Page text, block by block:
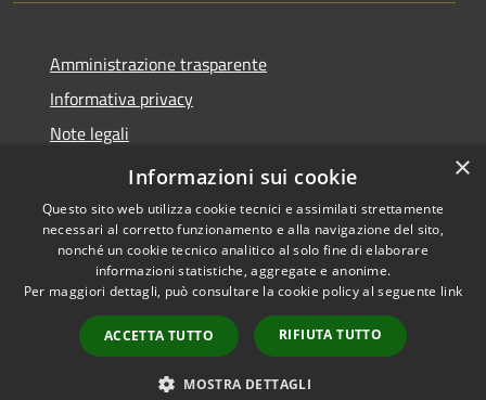
Amministrazione trasparente
Informativa privacy
Note legali
Dichiarazione di accessibilità
Accessibilità
Copyright © 2026 • Comune di
Lettomanoppello • Powered by
Municipium•
Accesso
redazione
×
Informazioni sui cookie
Questo sito web utilizza cookie tecnici e assimilati strettamente
necessari al corretto funzionamento e alla navigazione del sito,
nonché un cookie tecnico analitico al solo fine di elaborare
informazioni statistiche, aggregate e anonime.
Per maggiori dettagli, può consultare la cookie policy al seguente link
ACCETTA TUTTO RIFIUTA TUTTO
MOSTRA DETTAGLI